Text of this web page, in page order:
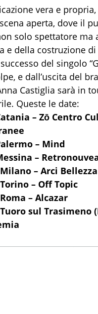
vera e
aperta, dove il
solo spettatore ma
e della costruzione
del singolo
e dall’uscita del
Castiglia sarà in
Queste le date:
– Zō Centro
– Mind
–
– Arci Bellezza
– Off Topic
– Alcazar
sul Trasimeno